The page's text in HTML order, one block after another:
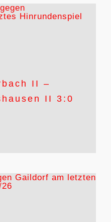
II –
II 3:0